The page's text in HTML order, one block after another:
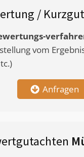
/
vom
Anfragen